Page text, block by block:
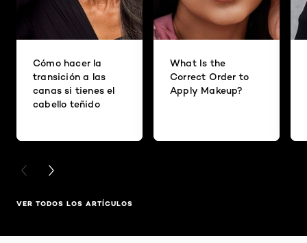
Cómo hacer la
transición a las
canas si tienes el
cabello teñido
What Is the
Correct Order to
Apply Makeup?
PREVIOUS CARD
NEXT CARD
VER TODOS LOS ARTÍCULOS